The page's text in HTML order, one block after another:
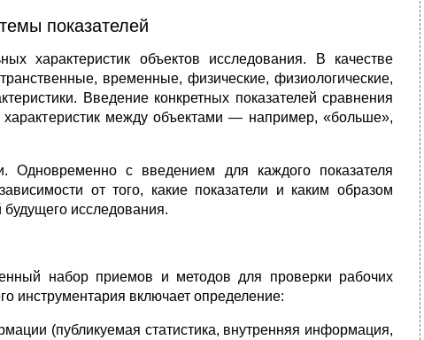
показателей
характеристик объектов исследования. В качестве
временные, физические, физиологические,
Введение конкретных показателей сравнения
между объектами — например, «больше»,
Одновременно с введением для каждого показателя
от того, какие показатели и каким образом
исследования.
набор приемов и методов для проверки рабочих
инструментария включает определение:
(публикуемая статистика, внутренняя информация,